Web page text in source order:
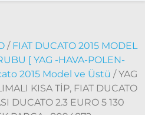
/ FIAT DUCATO 2015 MODEL
[ YAG -HAVA-POLEN-
2015 Model ve Üstü / YAG
KISA TİP, FIAT DUCATO
DUCATO 2.3 EURO 5 130